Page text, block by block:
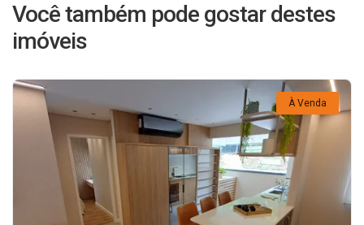
Você também pode gostar destes
imóveis
À Venda